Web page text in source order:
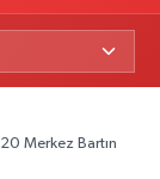
Merkez Bartın